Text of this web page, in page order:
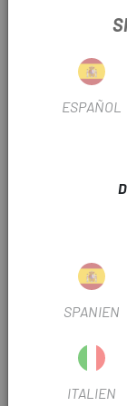
von
Merkmale
. Verbessertes
. Minimierung
. Weniger
. Beständigkeit
ESPAÑOL
SPANIEN
ITALIEN